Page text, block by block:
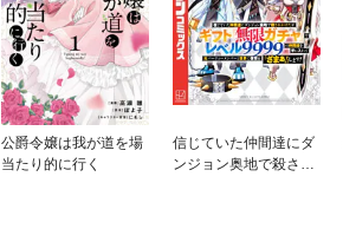
公爵令嬢は我が道を場
当たり的に行く
信じていた仲間達にダ
ンジョン奥地で殺され